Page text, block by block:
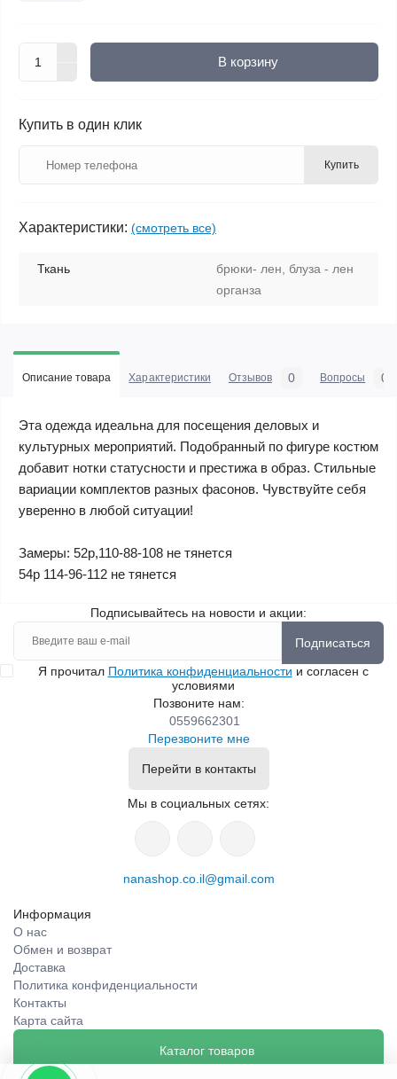
В корзину
Купить в один клик
Купить
Характеристики: (смотреть все)
Ткань
брюки- лен, блуза - лен
органза
Описание товара Характеристики Отзывов 0 Вопросы 0
Эта одежда идеальна для посещения деловых и
культурных мероприятий. Подобранный по фигуре костюм
добавит нотки статусности и престижа в образ. Стильные
вариации комплектов разных фасонов. Чувствуйте себя
уверенно в любой ситуации!
Замеры: 52р,110-88-108 не тянется
54р 114-96-112 не тянется
Подписывайтесь на новости и акции:
Подписаться
Я прочитал Политика конфиденциальности и согласен с
условиями
Позвоните нам:
0559662301
Перезвоните мне
Перейти в контакты
Мы в социальных сетях:
nanashop.co.il@gmail.com
Информация
О нас
Обмен и возврат
Доставка
Политика конфиденциальности
Контакты
Карта сайта
Каталог товаров